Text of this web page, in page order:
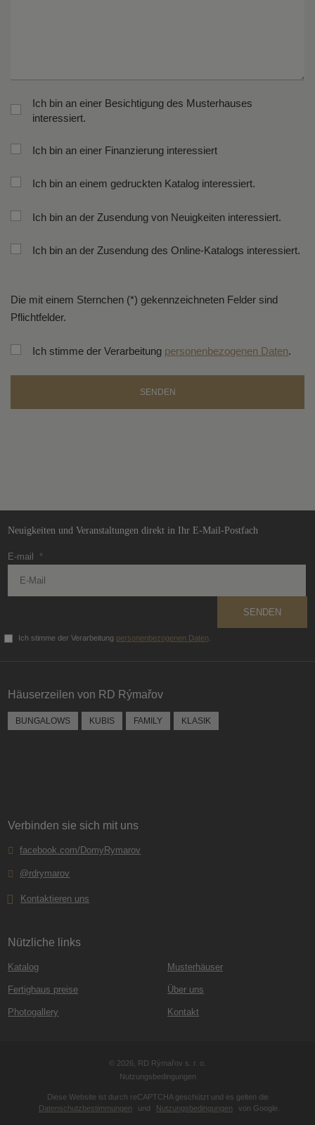
Ich bin an einer Besichtigung des Musterhauses
interessiert.
Ich bin an einer Finanzierung interessiert
Ich bin an einem gedruckten Katalog interessiert.
Ich bin an der Zusendung von Neuigkeiten interessiert.
Ich bin an der Zusendung des Online-Katalogs interessiert.
Die mit einem Sternchen (*) gekennzeichneten Felder sind
Pflichtfelder.
Ich stimme der Verarbeitung personenbezogenen Daten.
SENDEN
Neuigkeiten und Veranstaltungen direkt in Ihr E-Mail-Postfach
E-mail *
SENDEN
Ich stimme der Verarbeitung personenbezogenen Daten
nicht
gesendet
werden
Häuserzeilen von RD Rýmařov
BUNGALOWS KUBIS FAMILY KLASIK
Verbinden sie sich mit uns
facebook.com/DomyRymarov
@rdrymarov
Kontaktieren uns
Nützliche links
Katalog
Fertighaus preise
Photogallery
Musterhäuser
Über uns
Kontakt
© 2026, RD Rýmařov s. r. o.
Nutzungsbedingungen
Diese Website ist durch reCAPTCHA geschützt und es gelten die
Datenschutzbestimmungen
und Nutzungsbedingungen von Google.